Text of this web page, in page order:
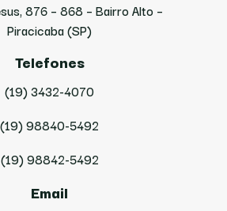
876 – 868 – Bairro Alto –
Piracicaba (SP)
Telefones
(19) 3432-4070
(19) 98840-5492
(19) 98842-5492
Email